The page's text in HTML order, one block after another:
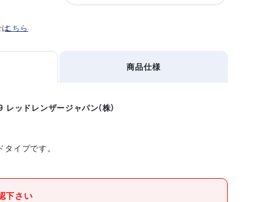
はこちら
レッドレンザージャパン(株)
タイプです。
商品仕様
下さい